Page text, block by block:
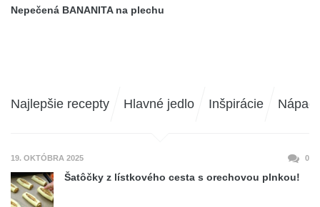
Nepečená BANANITA na plechu
Najlepšie recepty Hlavné jedlo Inšpirácie
19. OKTÓBRA 2025 0
Šatôčky z lístkového cesta s orechovou plnkou!